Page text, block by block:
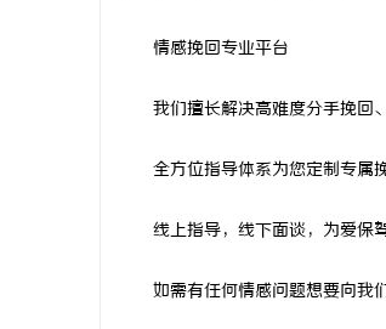
情感挽回专业平台
我们擅长解决高难度分手挽回、
全方位指导体系为您定制专属挽
线上指导，线下面谈，为爱保驾
如需有任何情感问题想要向我们